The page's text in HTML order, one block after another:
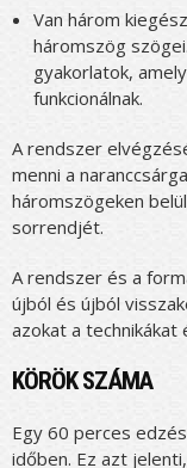
Van három
háromszög
gyakorlatok,
funkcionálnak.
A rendszer
menni a
háromszögeken
sorrendjét.
A rendszer és a
újból és újból
azokat a technikákat
KÖRÖK SZÁMA
Egy 60 perces
időben. Ez azt